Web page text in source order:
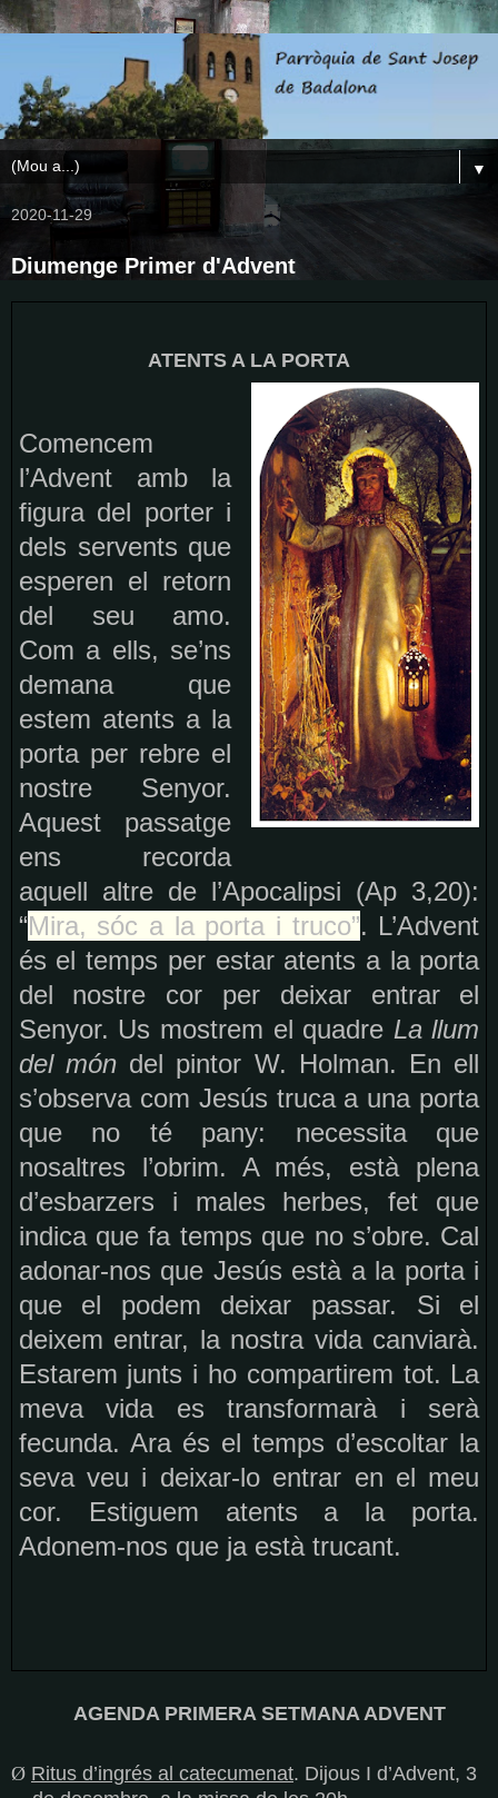
▼
2020-11-29
Diumenge Primer d'Advent
ATENTS A LA PORTA
Comencem
l’Advent amb la
figura del porter i
dels servents que
esperen el retorn
del seu amo.
Com a ells, se’ns
demana que
estem atents a la
porta per rebre el
nostre Senyor.
Aquest passatge
ens recorda
aquell altre de l’Apocalipsi (Ap 3,20):
“Mira, sóc a la porta i truco”. L’Advent
és el temps per estar atents a la porta
del nostre cor per deixar entrar el
Senyor. Us mostrem el quadre La llum
del móndel pintor W. Holman. En ell
s’observa com Jesús truca a una porta
que no té pany: necessita que
nosaltres l’obrim. A més, està plena
d’esbarzers i males herbes, fet que
indica que fa temps que no s’obre. Cal
adonar-nos que Jesús està a la porta i
que el podem deixar passar. Si el
deixem entrar, la nostra vida canviarà.
Estarem junts i ho compartirem tot. La
meva vida es transformarà i serà
fecunda. Ara és el temps d’escoltar la
seva veu i deixar-lo entrar en el meu
cor. Estiguem atents a la porta.
Adonem-nos que ja està trucant.
AGENDA PRIMERA SETMANA ADVENT
Ø Ritus d’ingrés al catecumenat. Dijous I d’Advent, 3